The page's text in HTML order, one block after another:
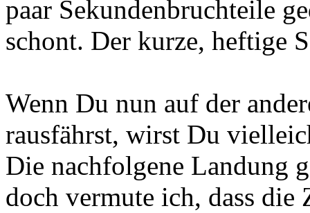
paar Sekundenbruchteile
schont. Der kurze, heftige
Wenn Du nun auf der
rausfährst, wirst Du
Die nachfolgene Landung
doch vermute ich, dass